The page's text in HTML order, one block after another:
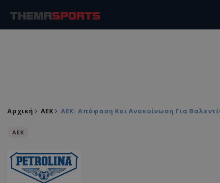
Αρχική ΑEK ΑΕΚ: Απόφαση Και Ανακοίνωση Για
ΑEK